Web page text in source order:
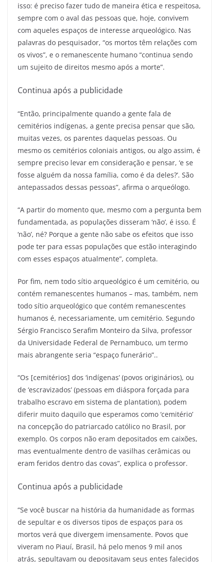
isso: é preciso fazer tudo de maneira ética e respeitosa,
sempre com o aval das pessoas que, hoje, convivem
com aqueles espaços de interesse arqueológico. Nas
palavras do pesquisador, “os mortos têm relações com
os vivos”, e o remanescente humano “continua sendo
um sujeito de direitos mesmo após a morte”.
Continua após a publicidade
“Então, principalmente quando a gente fala de
cemitérios indígenas, a gente precisa pensar que são,
muitas vezes, os parentes daquelas pessoas. Ou
mesmo os cemitérios coloniais antigos, ou algo assim, é
sempre preciso levar em consideração e pensar, ‘e se
fosse alguém da nossa família, como é da deles?’. São
antepassados dessas pessoas”, afirma o arqueólogo.
“A partir do momento que, mesmo com a pergunta bem
fundamentada, as populações disseram ‘não’, é isso. É
‘não’, né? Porque a gente não sabe os efeitos que isso
pode ter para essas populações que estão interagindo
com esses espaços atualmente”, completa.
Por fim, nem todo sítio arqueológico é um cemitério, ou
contém remanescentes humanos – mas, também, nem
todo sítio arqueológico que contém remanescentes
humanos é, necessariamente, um cemitério. Segundo
Sérgio Francisco Serafim Monteiro da Silva, professor
da Universidade Federal de Pernambuco, um termo
mais abrangente seria “espaço funerário”..
“Os [cemitérios] dos ‘indígenas’ (povos originários), ou
de ‘escravizados’ (pessoas em diáspora forçada para
trabalho escravo em sistema de plantation), podem
diferir muito daquilo que esperamos como ‘cemitério’
na concepção do patriarcado católico no Brasil, por
exemplo. Os corpos não eram depositados em caixões,
mas eventualmente dentro de vasilhas cerâmicas ou
eram feridos dentro das covas”, explica o professor.
Continua após a publicidade
“Se você buscar na história da humanidade as formas
de sepultar e os diversos tipos de espaços para os
mortos verá que divergem imensamente. Povos que
viveram no Piauí, Brasil, há pelo menos 9 mil anos
atrás, sepultavam ou depositavam seus entes falecidos